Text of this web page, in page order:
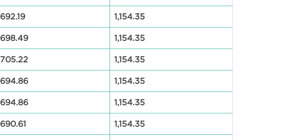
692.19 1,154.35
698.49 1,154.35
705.22 1,154.35
694.86 1,154.35
694.86 1,154.35
690.61 1,154.35